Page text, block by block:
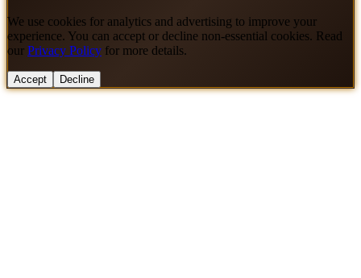
We use cookies for analytics and advertising to improve your
experience. You can accept or decline non-essential cookies. Read
our Privacy Policy for more details.
Accept Decline